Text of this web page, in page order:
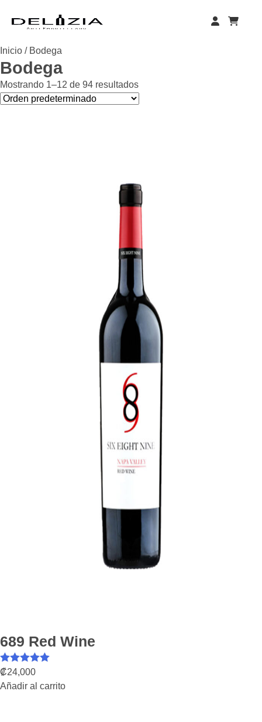
Inicio / Bodega
Bodega
Mostrando 1–12 de 94 resultados
689 Red Wine
Valorado con
5.00de 5
₡24,000
Añadir al carrito